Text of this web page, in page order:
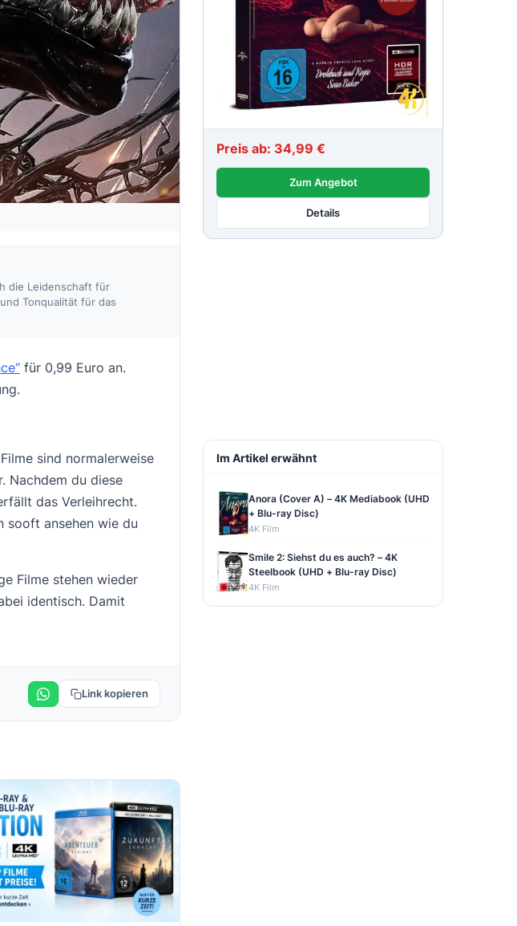
die Leidenschaft für
Tonqualität für das
für 0,99 Euro an.
sind normalerweise
Nachdem du diese
das Verleihrecht.
sooft ansehen wie du
Filme stehen wieder
identisch. Damit
Link kopieren
Preis ab: 34,99 €
Zum Angebot
Details
Im Artikel erwähnt
Anora (Cover A) – 4K Mediabook (UHD
+ Blu-ray Disc)
4K Film
Smile 2: Siehst du es auch? – 4K
Steelbook (UHD + Blu-ray Disc)
4K Film